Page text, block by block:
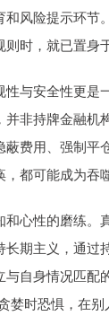
风险提示环节
时，就已置身
与安全性更是
非持牌金融机
费用、强制平
都可能成为吞
心性的磨练。
期主义，通过
自身情况匹配
婪时恐惧，在